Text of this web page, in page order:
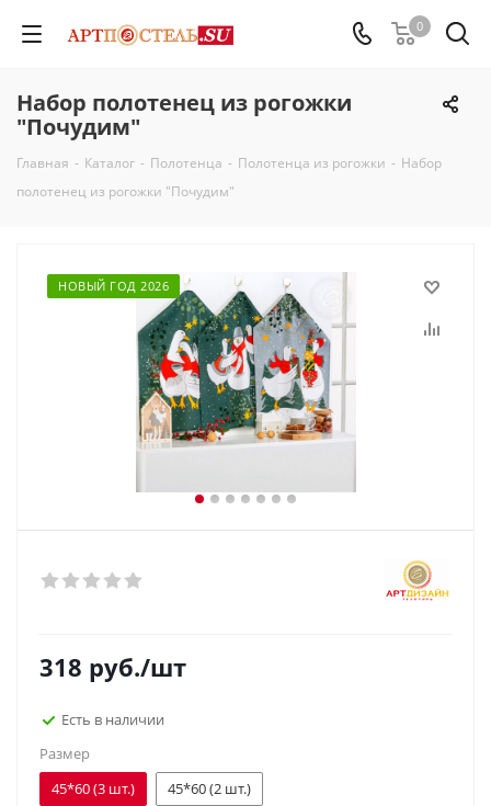
0
Набор полотенец из рогожки
"Почудим"
Главная - Каталог - Полотенца - Полотенца из рогожки - Набор
полотенец из рогожки "Почудим"
НОВЫЙ ГОД 2026
318 руб./шт
Есть в наличии
Размер
45*60 (3 шт.)
45*60 (2 шт.)